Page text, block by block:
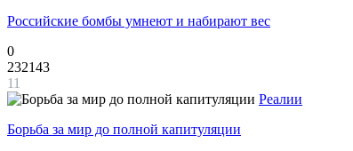
Российские бомбы умнеют и набирают вес
0
232143
11
Реалии
Борьба за мир до полной капитуляции